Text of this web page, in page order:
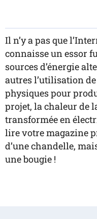
Il n’y a pas que
connaisse un essor
sources d’énergie
autres l’utilisation
physiques pour
projet, la chaleur de
transformée en
lire votre magazine
d’une chandelle,
une bougie !